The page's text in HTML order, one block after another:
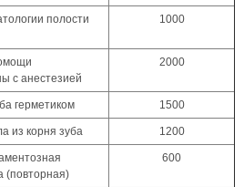
полости
1000
с анестезией
2000
герметиком 1500
из корня зуба 1200
(повторная)
600